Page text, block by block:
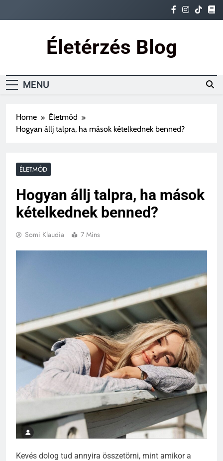
Életérzés Blog
MENU
Home
Életmód
Hogyan állj talpra, ha mások kételkednek benned?
ÉLETMÓD
Hogyan állj talpra, ha mások
kételkednek benned?
Somi Klaudia 7 Mins
Kevés dolog tud annyira összetörni, mint amikor a